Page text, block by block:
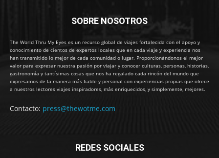
SOBRE NOSOTROS
The World Thru My Eyes es un recurso global de viajes fortalecida con el apoyo y
conocimiento de cientos de expertos locales que en cada viaje y experiencia nos
han transmitido lo mejor de cada comunidad o lugar. Proporcionándonos el mejor
valor para expresar nuestra pasión por viajar y conocer culturas, personas, historias,
gastronomía y tantísimas cosas que nos ha regalado cada rincón del mundo que
expresamos de la manera más fiable y personal con experiencias propias que ofrece
a nuestros lectores viajes inspiradores, más enriquecidos, y simplemente, mejores.
Contacto: press@thewotme.com
REDES SOCIALES